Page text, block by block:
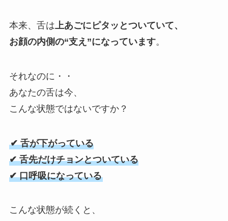
本来、舌は 上あごにピタッとついていて、
お顔の内側の“支え”になっています。
それなのに・・
あなたの舌は今、
こんな状態ではないですか？
✔ 舌が下がっている
✔ 舌先だけチョンとついている
✔ 口呼吸になっている
こんな状態が続くと、